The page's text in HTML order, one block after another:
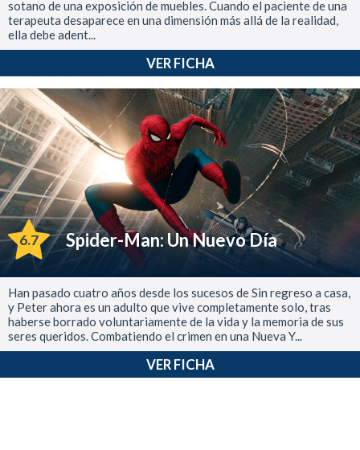
sotano de una exposición de muebles. Cuando el paciente de una
terapeuta desaparece en una dimensión más allá de la realidad,
ella debe adent...
VER FICHA
6.7 Spider-Man: Un Nuevo Día
Han pasado cuatro años desde los sucesos de Sin regreso a casa,
y Peter ahora es un adulto que vive completamente solo, tras
haberse borrado voluntariamente de la vida y la memoria de sus
seres queridos. Combatiendo el crimen en una Nueva Y...
VER FICHA